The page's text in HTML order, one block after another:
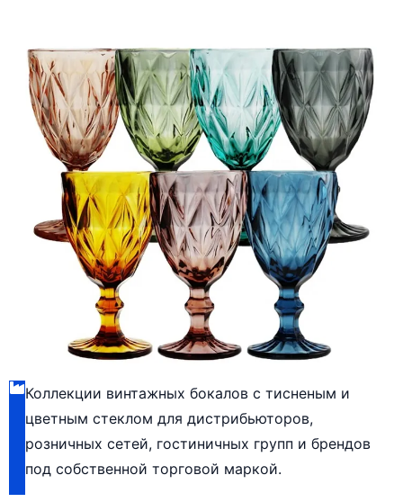
Коллекции винтажных бокалов с тисненым и
цветным стеклом для дистрибьюторов,
розничных сетей, гостиничных групп и брендов
под собственной торговой маркой.